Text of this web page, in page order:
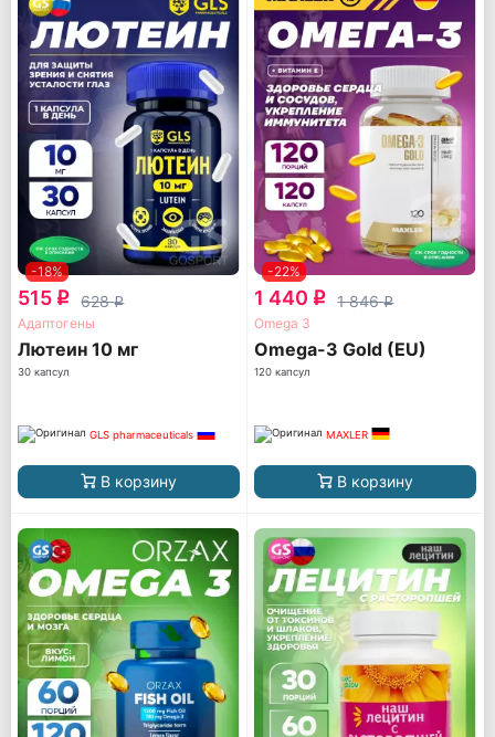
-18%
515 q 628q
Адаптогены
Лютеин 10 мг
30 капсул
GLS pharmaceuticals
В корзину
-22%
1 440 q 1 846q
Omega 3
Omega-3 Gold (EU)
120 капсул
MAXLER
В корзину